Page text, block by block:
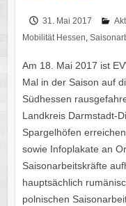
31. Mai 2017
Mobilität Hessen,
Am 18. Mai 2017 ist
Mal in der Saison auf
Südhessen
Landkreis Darmstadt-
Spargelhöfen
sowie Infoplakate an
Saisonarbeitskräfte
hauptsächlich
polnischen